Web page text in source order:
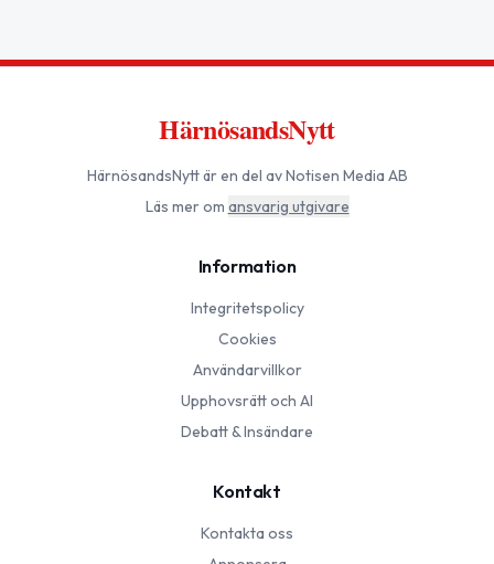
HärnösandsNytt
HärnösandsNyttär en del av Notisen Media AB
Läs mer om ansvarig utgivare
Information
Integritetspolicy
Cookies
Användarvillkor
Upphovsrätt och AI
Debatt & Insändare
Kontakt
Kontakta oss